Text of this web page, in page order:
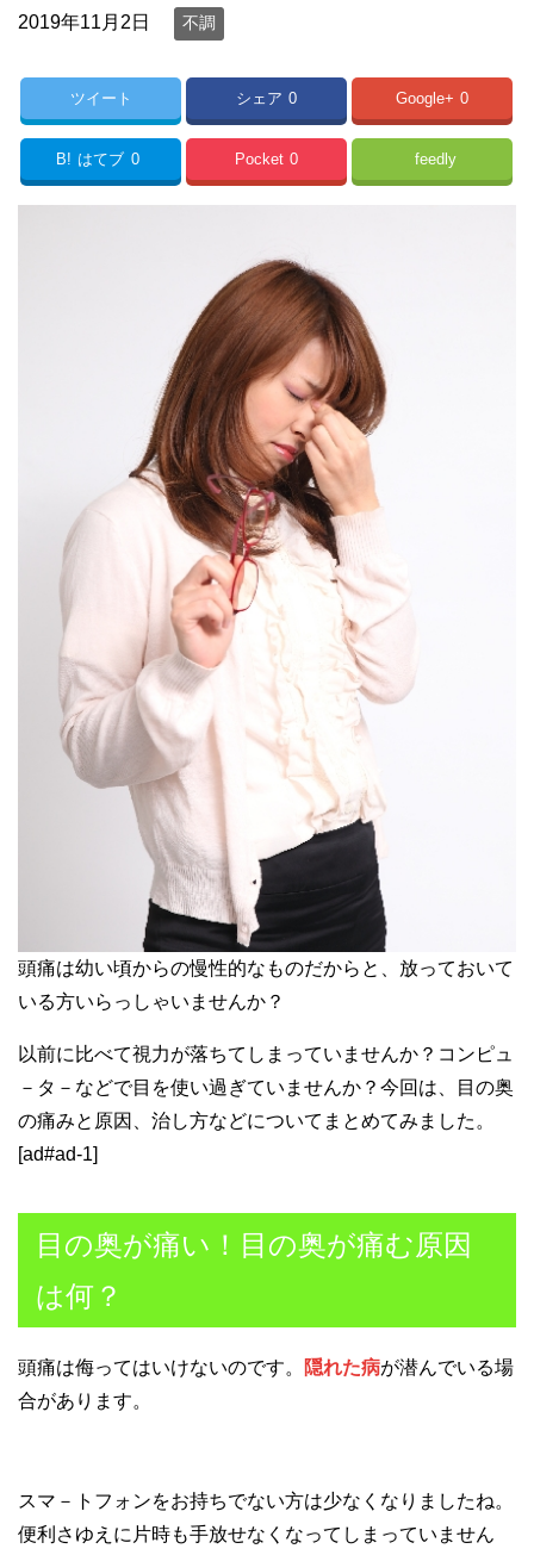
2019年11月2日 不調
ツイート シェア 0 Google+ 0
B! はてブ 0 Pocket 0 feedly
頭痛は幼い頃からの慢性的なものだからと、放っておいて
いる方いらっしゃいませんか？
以前に比べて視力が落ちてしまっていませんか？コンピュ
－タ－などで目を使い過ぎていませんか？今回は、目の奥
の痛みと原因、治し方などについてまとめてみました。
[ad#ad-1]
目の奥が痛い！目の奥が痛む原因
は何？
頭痛は侮ってはいけないのです。 隠れた病が潜んでいる場
合があります。
スマ－トフォンをお持ちでない方は少なくなりましたね。
便利さゆえに片時も手放せなくなってしまっていません